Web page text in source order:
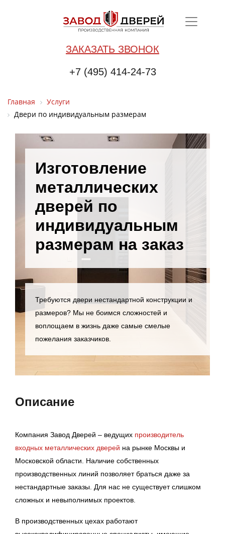
ЗАКАЗАТЬ ЗВОНОК
+7 (495) 414-24-73
Главная
Услуги
Двери по индивидуальным размерам
Изготовление
металлических
дверей по
индивидуальным
размерам на заказ
Требуются двери нестандартной конструкции и
размеров? Мы не боимся сложностей и
воплощаем в жизнь даже самые смелые
пожелания заказчиков.
Описание
Компания Завод Дверей – ведущих производитель
входных металлических дверей на рынке Москвы и
Московской области. Наличие собственных
производственных линий позволяет браться даже за
нестандартные заказы. Для нас не существует слишком
сложных и невыполнимых проектов.
В производственных цехах работают